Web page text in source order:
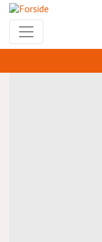
Gå
hovedindhold